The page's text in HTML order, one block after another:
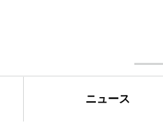
ニュース